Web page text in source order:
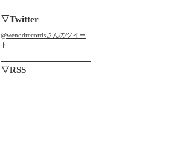
▽Twitter
@wenodrecordsさんのツイー
ト
▽RSS